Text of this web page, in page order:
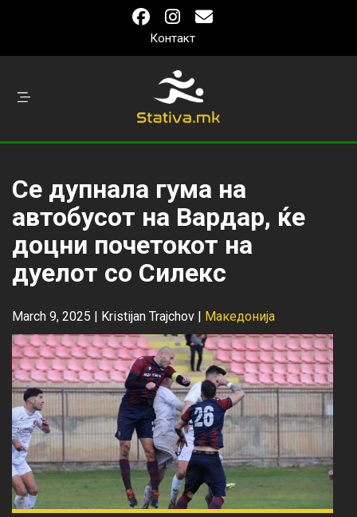
Контакт
Се дупнала гума на
автобусот на Вардар, ќе
доцни почетокот на
дуелот со Силекс
March 9, 2025 | Kristijan Trajchov | Македонија